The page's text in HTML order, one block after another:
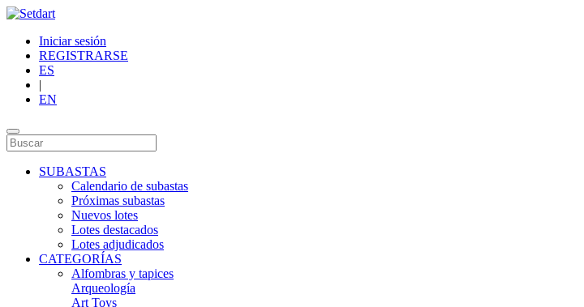
Iniciar sesión
REGISTRARSE
ES
|
EN
SUBASTAS
Calendario de subastas
Próximas subastas
Nuevos lotes
Lotes destacados
Lotes adjudicados
CATEGORÍAS
Alfombras y tapices
Arqueología
Art Toys